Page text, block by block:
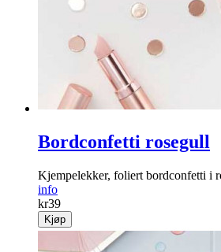
Bordconfetti rosegull
Kjempelekker, foliert bordconfetti i
info
kr39
Kjøp